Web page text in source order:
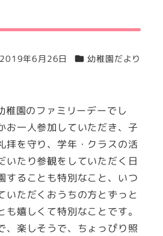
日
2019年6月26日 カテゴリー
幼稚園だより
園のファミリーデーでし
お一人参加していただき、子
拝を守り、学年・クラスの活
いたり参観をしていただく日
することも特別なこと、いつ
いただくおうちの方とずっと
も嬉しくて特別なことです。
、楽しそうで、ちょっぴり照